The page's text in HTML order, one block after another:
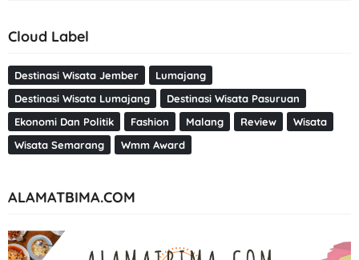
Cloud Label
Destinasi Wisata Jember
Lumajang
Destinasi Wisata Lumajang
Destinasi Wisata Pasuruan
Ekonomi Dan Politik
Fashion Malang Review
Wisata
Wisata Semarang
Wmm Award
ALAMATBIMA.COM